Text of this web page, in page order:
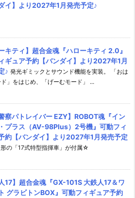
ダイ】より2027年1月発売予定♪
キティ】超合金魂『ハローキティ 2.0』
ギュア予約【バンダイ】より2027年1月
♪ 発光ギミックとサウンド機能を実装。 「おは
」をはじめ、「げーむモード」 ...
察パトレイバー EZY】ROBOT魂『イン
プラス（AV-98Plus）2号機』可動フィ
約【バンダイ】より2027年1月発売予定
の「17式特型指揮車」が付属☆
17】超合金魂『GX-101S 大鉄人17＆ワ
グラビトンBOX』可動フィギュア予約